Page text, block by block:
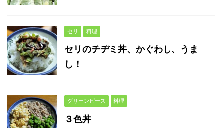
セリ 料理
セリのチヂミ丼、かぐわし、うま
し！
グリーンピース 料理
３色丼